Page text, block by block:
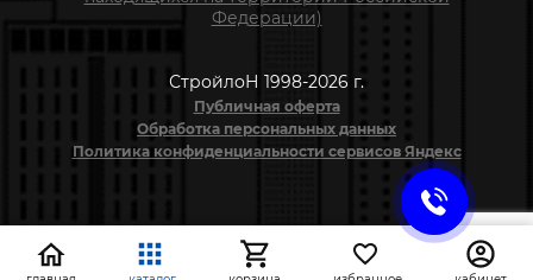
Федерации)
СтройлоН 1998-2026 г.
Публичная оферта
Обработка персональных данных
Политика конфиденциальности сервисов Яндекс